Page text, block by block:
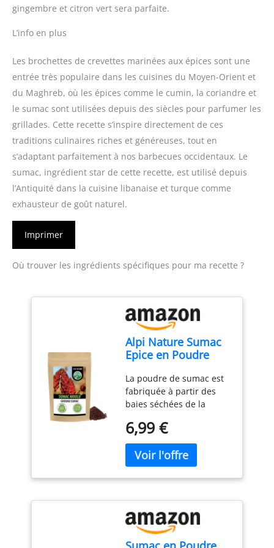
gingembre et citron vert sera parfaite.
L’info en plus
Les brochettes de crevettes marinées aux épices sont une
entrée très populaire dans les cuisines du Moyen-Orient et
du Maghreb, où les épices comme le cumin, la coriandre et
le sumac sont utilisées depuis des siècles pour parfumer les
grillades. Cette recette s’inspire directement de ces
traditions culinaires riches et généreuses, tout en
s’adaptant parfaitement à nos barbecues occidentaux. Le
sumac, ingrédient star de cette recette, est utilisé depuis
l’Antiquité dans la cuisine libanaise et turque comme
exhausteur de goût naturel.
Imprimer
Où trouver les ingrédients spécifiques pour ma recette ?
Alpi Nature Sumac
Epice en Poudre
Sumac Séchées et
Moulues Mélangées
avec du Sel
La poudre de sumac est
fabriquée à partir des
baies séchées de la
Moyen-Orient, dans les
régions
méditerranéennes et
dans certaines régions
d'Afrique du Nord. Elle
pour son goût acidulé
caractéristique.
Utilisation multiple: La
6,99 €